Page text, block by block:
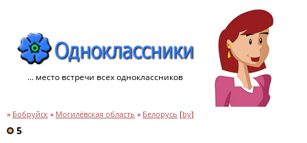
... место встречи всех одноклассников
» Бобруйск » Могилёвская область » Белорусь [by]
5